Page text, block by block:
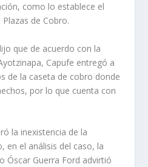
como lo establece el
de Cobro.
que de acuerdo con la
Capufe entregó a
de la caseta de cobro donde
por lo que cuenta con
la inexistencia de la
en el análisis del caso, la
Óscar Guerra Ford advirtió